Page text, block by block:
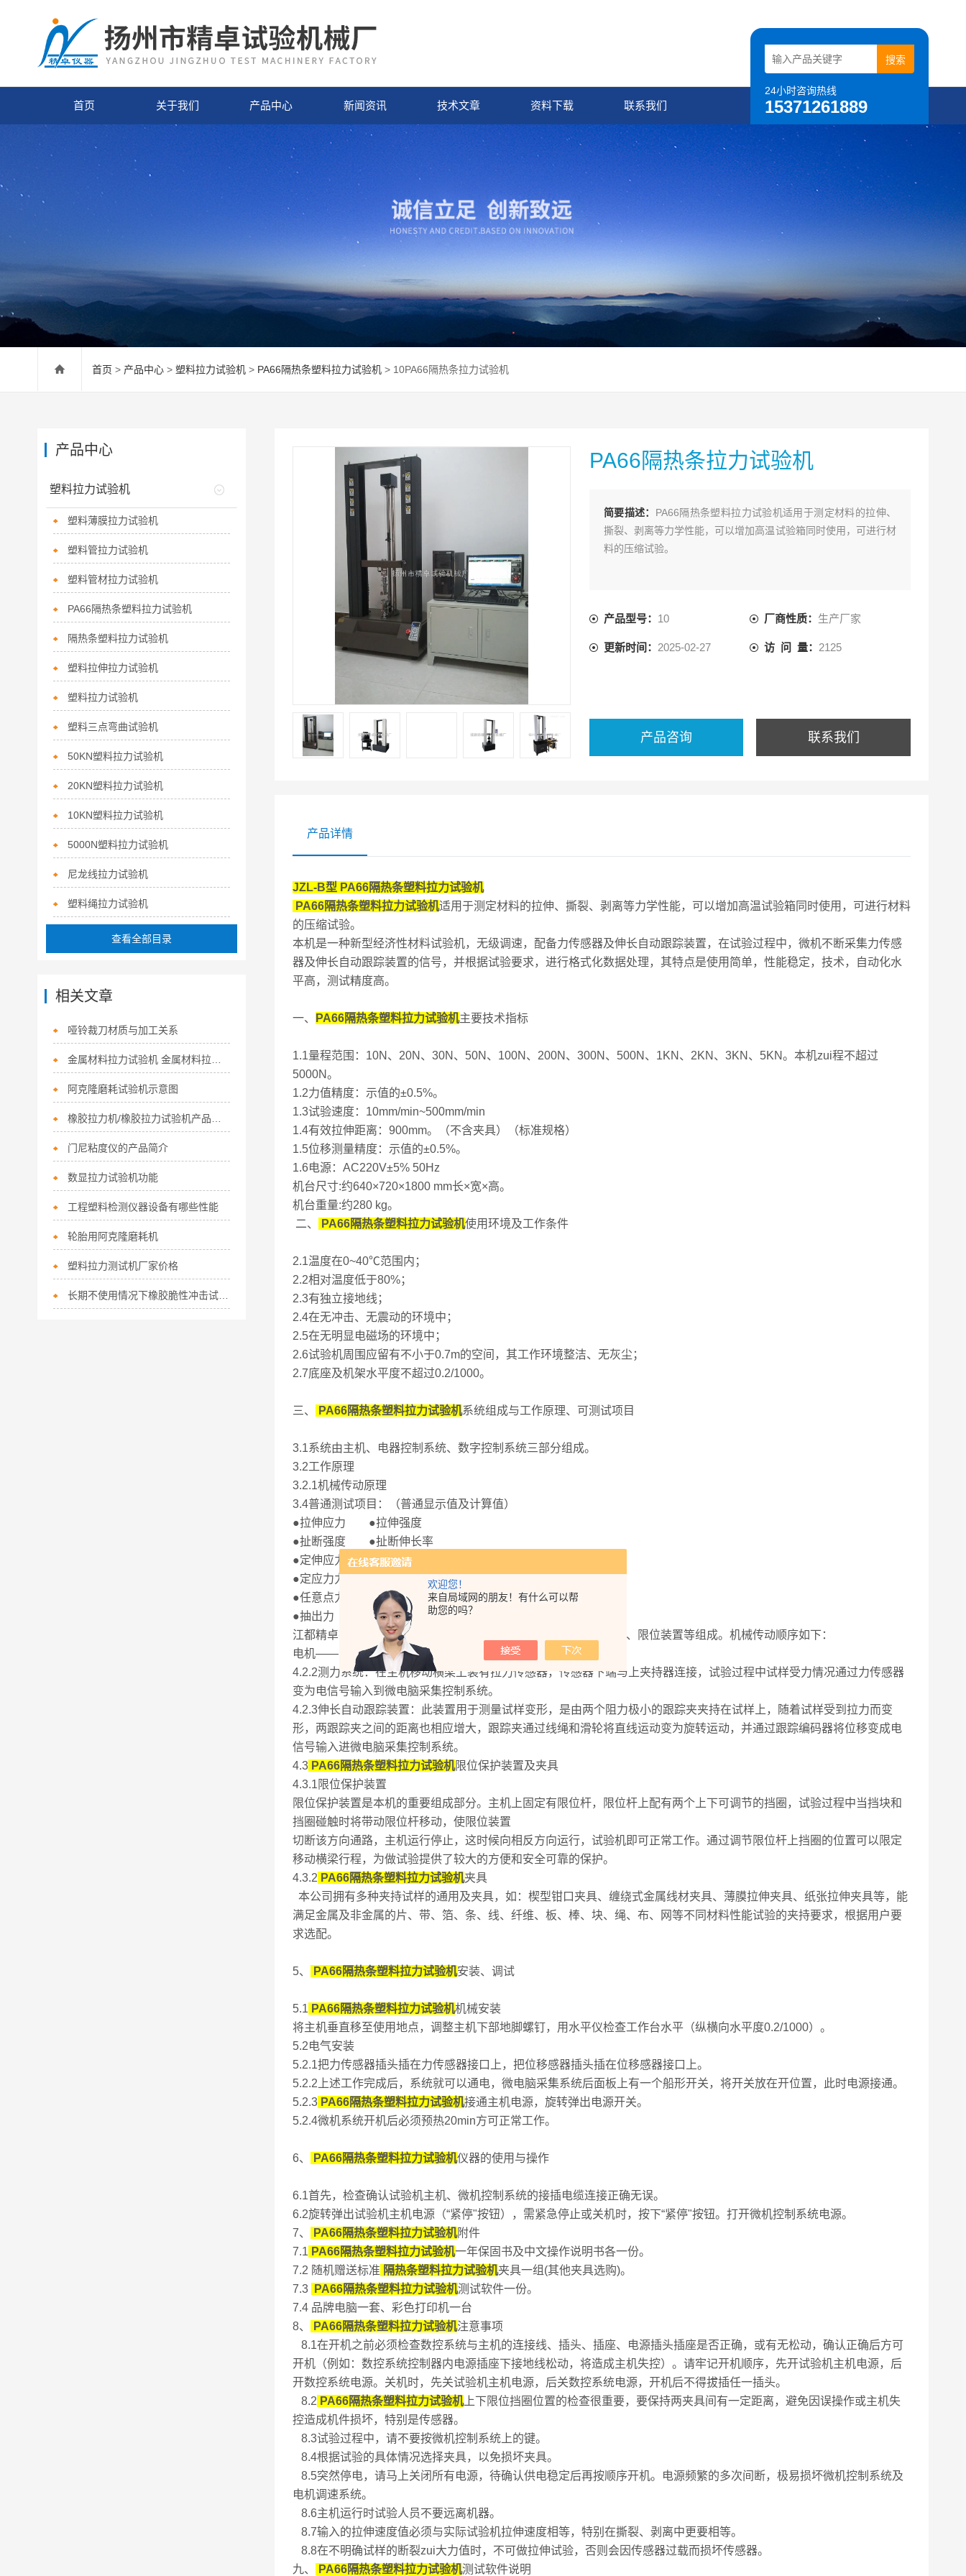
欢迎您！
来自局域网的朋友！有什么可以帮
助您的吗？
24小时咨询热线
15371261889
首页 关于我们 产品中心 新闻资讯 技术文章 资料下载 联系我们
首页 > 产品中心 > 塑料拉力试验机 > PA66隔热条塑料拉力试验机 > 10PA66隔热条拉力试验机
PA66隔热条拉力试验机
简要描述： PA66隔热条塑料拉力试验机适用于测定材料的拉伸、
撕裂、剥离等力学性能，可以增加高温试验箱同时使用，可进行材
料的压缩试验。
产品型号： 10 厂商性质： 生产厂家
更新时间： 2025-02-27 访 问 量： 2125
产品咨询 联系我们
产品详情
JZL-B型 PA66隔热条塑料拉力试验机
PA66隔热条塑料拉力试验机适用于测定材料的拉伸、撕裂、剥离等力学性能，可以增加高温试验箱同时使用，可进行材料
的压缩试验。
本机是一种新型经济性材料试验机，无级调速，配备力传感器及伸长自动跟踪装置，在试验过程中，微机不断采集力传感
器及伸长自动跟踪装置的信号，并根据试验要求，进行格式化数据处理，其特点是使用简单，性能稳定，技术，自动化水
平高，测试精度高。
一、 PA66隔热条塑料拉力试验机主要技术指标
1.1量程范围：10N、20N、30N、50N、100N、200N、300N、500N、1KN、2KN、3KN、5KN。本机zui程不超过
5000N。
1.2力值精度：示值的±0.5%。
1.3试验速度：10mm/min~500mm/min
1.4有效拉伸距离：900mm。（不含夹具）（标准规格）
1.5位移测量精度：示值的±0.5%。
1.6电源：AC220V±5% 50Hz
机台尺寸:约640×720×1800 mm长×宽×高。
机台重量:约280 kg。
二、
PA66隔热条塑料拉力试验机使用环境及工作条件
2.1温度在0~40℃范围内；
2.2相对温度低于80%；
2.3有独立接地线；
2.4在无冲击、无震动的环境中；
2.5在无明显电磁场的环境中；
2.6试验机周围应留有不小于0.7m的空间，其工作环境整洁、无灰尘；
2.7底座及机架水平度不超过0.2/1000。
三、 PA66隔热条塑料拉力试验机系统组成与工作原理、可测试项目
3.1系统由主机、电器控制系统、数字控制系统三部分组成。
3.2工作原理
3.2.1机械传动原理
3.4普通测试项目：（普通显示值及计算值）
●拉伸应力 ●拉伸强度
●扯断强度 ●扯断伸长率
●定伸应力 ●定应力伸长率
●定应力力值 ●撕裂强度
●任意点力值 ●任意点伸长率
●抽出力 ●粘合力及取峰值计算值
江都精卓拉力机主机由电机及控制器、滚珠丝杠、导柱、移动横梁、限位装置等组成。机械传动顺序如下：
电机——同步带轮——丝杠——试台
4.2.2测力系统：在主机移动横梁上装有拉力传感器，传感器下端与上夹持器连接，试验过程中试样受力情况通过力传感器
变为电信号输入到微电脑采集控制系统。
4.2.3伸长自动跟踪装置：此装置用于测量试样变形，是由两个阻力极小的跟踪夹夹持在试样上，随着试样受到拉力而变
形，两跟踪夹之间的距离也相应增大，跟踪夹通过线绳和滑轮将直线运动变为旋转运动，并通过跟踪编码器将位移变成电
信号输入进微电脑采集控制系统。
4.3 PA66隔热条塑料拉力试验机限位保护装置及夹具
4.3.1限位保护装置
限位保护装置是本机的重要组成部分。主机上固定有限位杆，限位杆上配有两个上下可调节的挡圈，试验过程中当挡块和
挡圈碰触时将带动限位杆移动，使限位装置
切断该方向通路，主机运行停止，这时候向相反方向运行，试验机即可正常工作。通过调节限位杆上挡圈的位置可以限定
移动横梁行程，为做试验提供了较大的方便和安全可靠的保护。
4.3.2 PA66隔热条塑料拉力试验机夹具
本公司拥有多种夹持试样的通用及夹具，如：楔型钳口夹具、缠绕式金属线材夹具、薄膜拉伸夹具、纸张拉伸夹具等，能
满足金属及非金属的片、带、箔、条、线、纤维、板、棒、块、绳、布、网等不同材料性能试验的夹持要求，根据用户要
求选配。
5、 PA66隔热条塑料拉力试验机安装、调试
5.1 PA66隔热条塑料拉力试验机机械安装
将主机垂直移至使用地点，调整主机下部地脚螺钉，用水平仪检查工作台水平（纵横向水平度0.2/1000）。
5.2电气安装
5.2.1把力传感器插头插在力传感器接口上，把位移感器插头插在位移感器接口上。
5.2.2上述工作完成后，系统就可以通电，微电脑采集系统后面板上有一个船形开关，将开关放在开位置，此时电源接通。
5.2.3 PA66隔热条塑料拉力试验机接通主机电源，旋转弹出电源开关。
5.2.4微机系统开机后必须预热20min方可正常工作。
6、 PA66隔热条塑料拉力试验机仪器的使用与操作
6.1首先，检查确认试验机主机、微机控制系统的接插电缆连接正确无误。
6.2旋转弹出试验机主机电源（“紧停"按钮），需紧急停止或关机时，按下“紧停"按钮。打开微机控制系统电源。
7、
PA66隔热条塑料拉力试验机附件
7.1 PA66隔热条塑料拉力试验机一年保固书及中文操作说明书各一份。
7.2 随机赠送标准 隔热条塑料拉力试验机夹具一组(其他夹具选购)。
7.3
PA66隔热条塑料拉力试验机测试软件一份。
7.4 品牌电脑一套、彩色打印机一台
8、
PA66隔热条塑料拉力试验机注意事项
8.1在开机之前必须检查数控系统与主机的连接线、插头、插座、电源插头插座是否正确，或有无松动，确认正确后方可
开机（例如：数控系统控制器内电源插座下接地线松动，将造成主机失控）。请牢记开机顺序，先开试验机主机电源，后
开数控系统电源。关机时，先关试验机主机电源，后关数控系统电源，开机后不得拔插任一插头。
8.2 PA66隔热条塑料拉力试验机上下限位挡圈位置的检查很重要，要保持两夹具间有一定距离，避免因误操作或主机失
控造成机件损坏，特别是传感器。
8.3试验过程中，请不要按微机控制系统上的键。
8.4根据试验的具体情况选择夹具，以免损坏夹具。
8.5突然停电，请马上关闭所有电源，待确认供电稳定后再按顺序开机。电源频繁的多次间断，极易损坏微机控制系统及
电机调速系统。
8.6主机运行时试验人员不要远离机器。
8.7输入的拉伸速度值必须与实际试验机拉伸速度相等，特别在撕裂、剥离中更要相等。
8.8在不明确试样的断裂zui大力值时，不可做拉伸试验，否则会因传感器过载而损坏传感器。
九、
PA66隔热条塑料拉力试验机测试软件说明
产品中心
塑料拉力试验机
塑料薄膜拉力试验机
塑料管拉力试验机
塑料管材拉力试验机
PA66隔热条塑料拉力试验机
隔热条塑料拉力试验机
塑料拉伸拉力试验机
塑料拉力试验机
塑料三点弯曲试验机
50KN塑料拉力试验机
20KN塑料拉力试验机
10KN塑料拉力试验机
5000N塑料拉力试验机
尼龙线拉力试验机
塑料绳拉力试验机
查看全部目录
相关文章
哑铃裁刀材质与加工关系
金属材料拉力试验机 金属材料拉力试验机供应商 非金属材料拉力试验机
阿克隆磨耗试验机示意图
门尼粘度仪的产品简介
数显拉力试验机功能
工程塑料检测仪器设备有哪些性能
轮胎用阿克隆磨耗机
塑料拉力测试机厂家价格
长期不使用情况下橡胶脆性冲击试验机保养指南